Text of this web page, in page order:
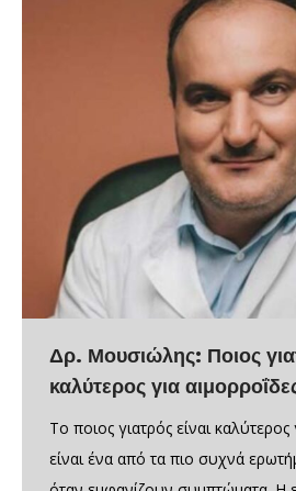
Δρ. Μουσιώλης: Ποιος
καλύτερος για
Το ποιος γιατρός είναι καλύτερος
είναι ένα από τα πιο συχνά